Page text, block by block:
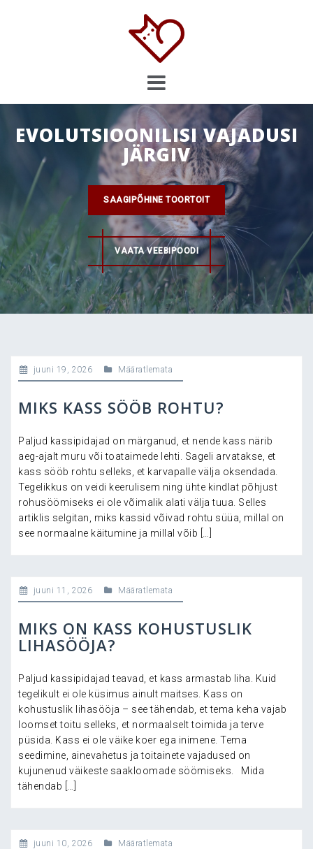
EVOLUTSIOONILISI VAJADUSI
JÄRGIV
SAAGIPÕHINE TOORTOIT
VAATA VEEBIPOODI
juuni 19, 2026 Määratlemata
MIKS KASS SÖÖB ROHTU?
Paljud kassipidajad on märganud, et nende kass närib
aeg-ajalt muru või toataimede lehti. Sageli arvatakse, et
kass sööb rohtu selleks, et karvapalle välja oksendada.
Tegelikkus on veidi keerulisem ning ühte kindlat põhjust
rohusöömiseks ei ole võimalik alati välja tuua. Selles
artiklis selgitan, miks kassid võivad rohtu süüa, millal on
see normaalne käitumine ja millal võib […]
juuni 11, 2026 Määratlemata
MIKS ON KASS KOHUSTUSLIK
LIHASÖÖJA?
Paljud kassipidajad teavad, et kass armastab liha. Kuid
tegelikult ei ole küsimus ainult maitses. Kass on
kohustuslik lihasööja – see tähendab, et tema keha vajab
loomset toitu selleks, et normaalselt toimida ja terve
püsida. Kass ei ole väike koer ega inimene. Tema
seedimine, ainevahetus ja toitainete vajadused on
kujunenud väikeste saakloomade söömiseks. Mida
tähendab […]
juuni 10, 2026 Määratlemata